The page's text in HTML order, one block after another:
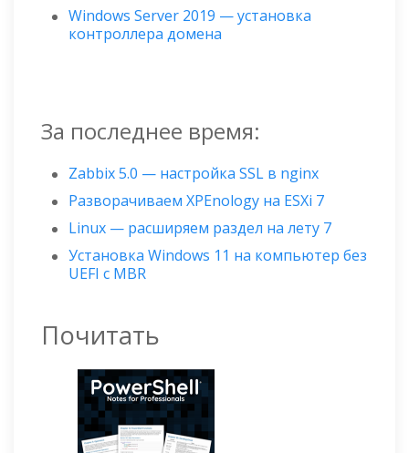
Windows Server 2019 — установка
контроллера домена
За последнее время:
Zabbix 5.0 — настройка SSL в nginx
Разворачиваем XPEnology на ESXi 7
Linux — расширяем раздел на лету 7
Установка Windows 11 на компьютер без
UEFI с MBR
Почитать